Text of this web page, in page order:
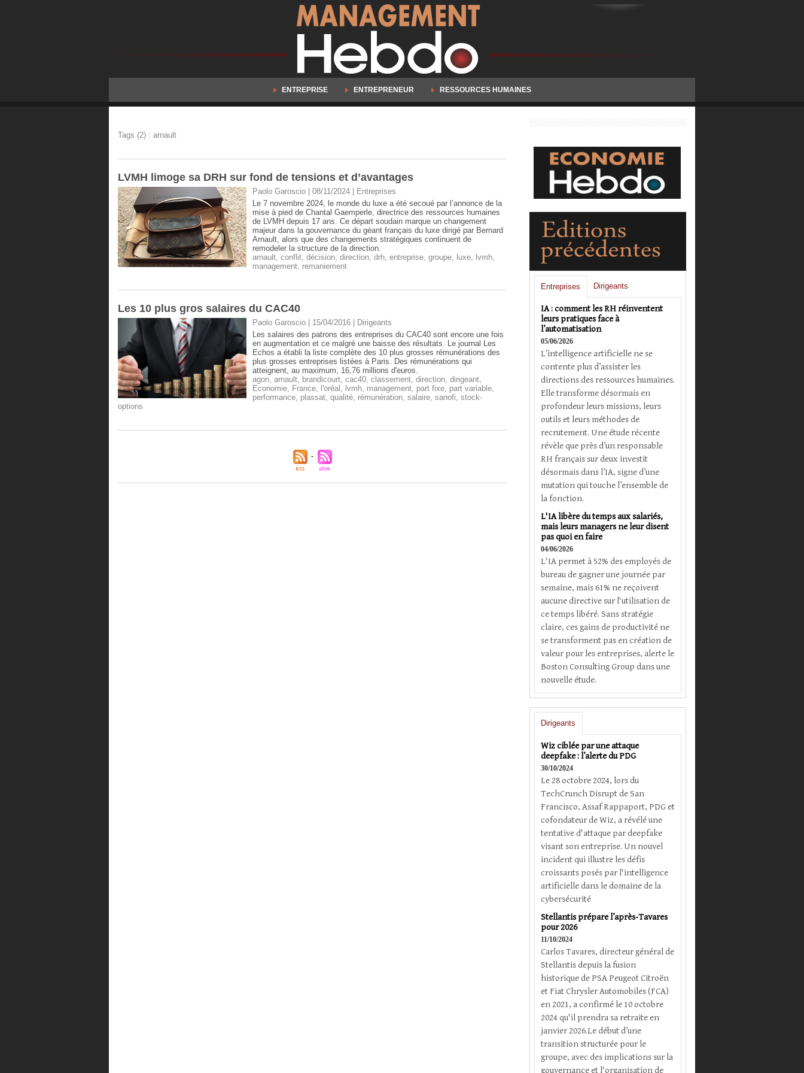
ENTREPRISE ENTREPRENEUR RESSOURCES HUMAINES
Tags (2) : arnault
LVMH limoge sa DRH sur fond de tensions et d’avantages
Paolo Garoscio | 08/11/2024
Entreprises
Le 7 novembre 2024, le monde du luxe a été secoué par l’annonce de la
mise à pied de Chantal Gaemperle, directrice des ressources humaines
de LVMH depuis 17 ans. Ce départ soudain marque un changement
majeur dans la gouvernance du géant français du luxe dirigé par Bernard
Arnault, alors que des changements stratégiques continuent de
remodeler la structure de la direction.
arnault, conflit, décision, direction, drh, entreprise, groupe, luxe, lvmh,
management, remaniement
​Les 10 plus gros salaires du CAC40
Paolo Garoscio | 15/04/2016
Dirigeants
Les salaires des patrons des entreprises du CAC40 sont encore une fois
en augmentation et ce malgré une baisse des résultats. Le journal Les
Echos a établi la liste complète des 10 plus grosses rémunérations des
plus grosses entreprises listées à Paris. Des rémunérations qui
atteignent, au maximum, 16,76 millions d'euros.
agon, arnault, brandicourt, cac40, classement, direction, dirigeant,
Economie, France, l'oréal , lvmh, management, part fixe, part variable,
performance, plassat, qualité, rémunération, salaire, sanofi, stock-
options
Entreprises Dirigeants
IA : comment les RH réinventent
leurs pratiques face à
l’automatisation
05/06/2026
L’intelligence artificielle ne se
contente plus d’assister les
directions des ressources humaines.
Elle transforme désormais en
profondeur leurs missions, leurs
outils et leurs méthodes de
recrutement. Une étude récente
révèle que près d’un responsable
RH français sur deux investit
désormais dans l’IA, signe d’une
mutation qui touche l’ensemble de
la fonction.
L'IA libère du temps aux salariés,
mais leurs managers ne leur disent
pas quoi en faire
04/06/2026
L'IA permet à 52% des employés de
bureau de gagner une journée par
semaine, mais 61% ne reçoivent
aucune directive sur l'utilisation de
ce temps libéré. Sans stratégie
claire, ces gains de productivité ne
se transforment pas en création de
valeur pour les entreprises, alerte le
Boston Consulting Group dans une
nouvelle étude.
Dirigeants
Wiz ciblée par une attaque
deepfake : l’alerte du PDG
30/10/2024
Le 28 octobre 2024, lors du
TechCrunch Disrupt de San
Francisco, Assaf Rappaport, PDG et
cofondateur de Wiz, a révélé une
tentative d'attaque par deepfake
visant son entreprise. Un nouvel
incident qui illustre les défis
croissants posés par l'intelligence
artificielle dans le domaine de la
cybersécurité
Stellantis prépare l’après-Tavares
pour 2026
11/10/2024
Carlos Tavares, directeur général de
Stellantis depuis la fusion
historique de PSA Peugeot Citroën
et Fiat Chrysler Automobiles (FCA)
en 2021, a confirmé le 10 octobre
2024 qu'il prendra sa retraite en
janvier 2026.Le début d’une
transition structurée pour le
groupe, avec des implications sur la
gouvernance et l'organisation de